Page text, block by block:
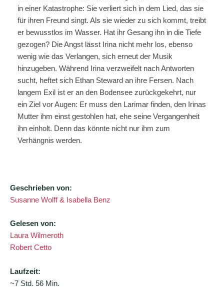
in einer Katastrophe: Sie verliert sich in dem Lied, das sie
für ihren Freund singt. Als sie wieder zu sich kommt, treibt
er bewusstlos im Wasser. Hat ihr Gesang ihn in die Tiefe
gezogen? Die Angst lässt Irina nicht mehr los, ebenso
wenig wie das Verlangen, sich erneut der Musik
hinzugeben. Während Irina verzweifelt nach Antworten
sucht, heftet sich Ethan Steward an ihre Fersen. Nach
langem Exil ist er an den Bodensee zurückgekehrt, nur
ein Ziel vor Augen: Er muss den Larimar finden, den Irinas
Mutter ihm einst gestohlen hat, ehe seine Vergangenheit
ihn einholt. Denn das könnte nicht nur ihm zum
Verhängnis werden.
Geschrieben von:
Susanne Wolff & Isabella Benz
Gelesen von:
Laura Wilmeroth
Robert Cetto
Laufzeit:
~7 Std. 56 Min.